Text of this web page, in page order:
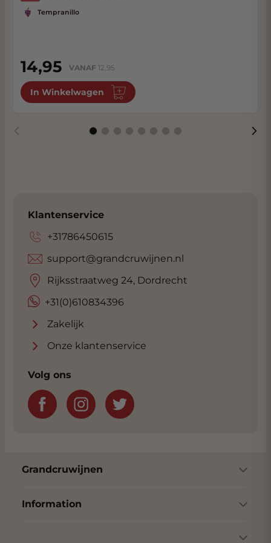
Tempranillo
14,95 VANAF 12,95
In Winkelwagen
Klantenservice
+31786450615
+31(0)610834396
support@grandcruwijnen.nl
Rijksstraatweg 24, Dordrecht
Zakelijk
Onze klantenservice
Volg ons
Grandcruwijnen
Information